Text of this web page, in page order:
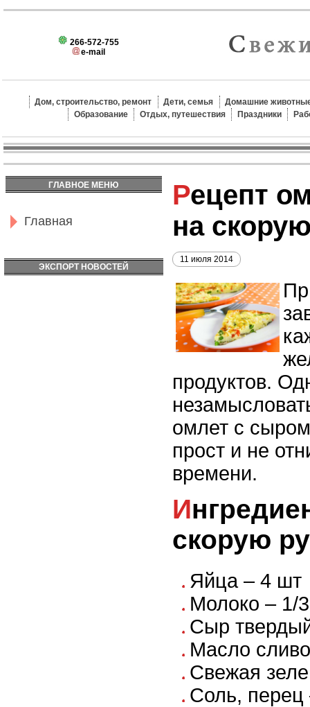
266-572-755
e-mail
Дом, строительство, ремонт Дети, семья
Домашние
Образование
Отдых, путешествия Праздники
ГЛАВНОЕ МЕНЮ
Главная
ЭКСПОРТ НОВОСТЕЙ
Рецепт омлета с сыром
на
11 июля 2014
продуктов.
омлет с
прост и не
времени.
Ингредиенты омлета на
скорую
Яйца – 4 шт
Молоко – 1/
Сыр
Масло
Свежая
Соль, перец